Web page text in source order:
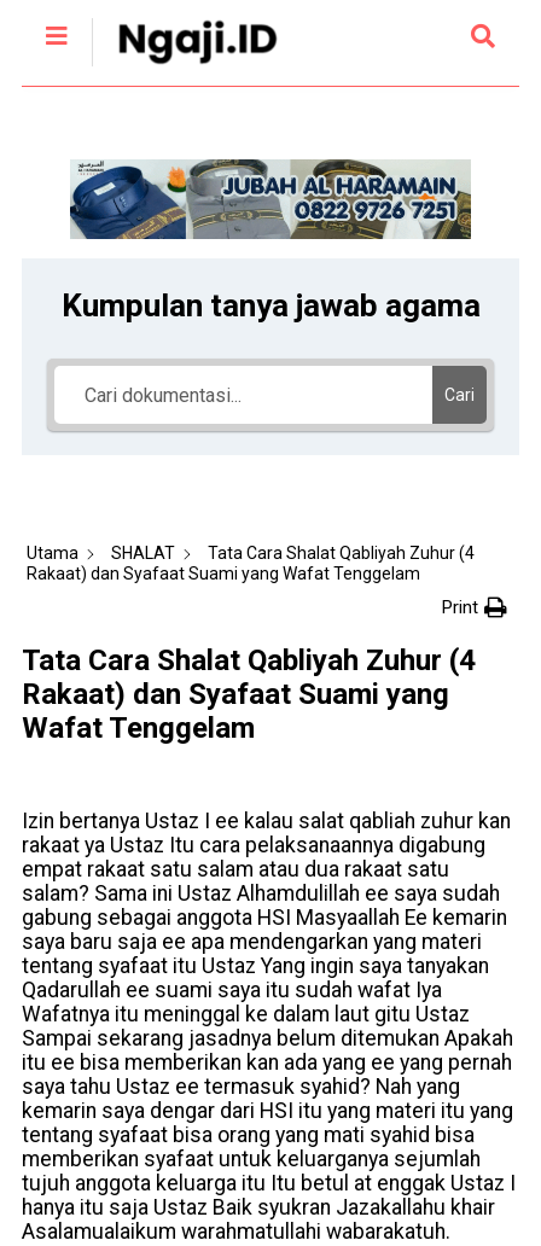
Kumpulan tanya jawab agama
Cari
Utama SHALAT
Tata Cara Shalat Qabliyah Zuhur (4
Rakaat) dan Syafaat Suami yang Wafat Tenggelam
Print
Tata Cara Shalat Qabliyah Zuhur (4
Rakaat) dan Syafaat Suami yang
Wafat Tenggelam
Izin bertanya Ustaz I ee kalau salat qabliah zuhur kan
rakaat ya Ustaz Itu cara pelaksanaannya digabung
empat rakaat satu salam atau dua rakaat satu
salam? Sama ini Ustaz Alhamdulillah ee saya sudah
gabung sebagai anggota HSI Masyaallah Ee kemarin
saya baru saja ee apa mendengarkan yang materi
tentang syafaat itu Ustaz Yang ingin saya tanyakan
Qadarullah ee suami saya itu sudah wafat Iya
Wafatnya itu meninggal ke dalam laut gitu Ustaz
Sampai sekarang jasadnya belum ditemukan Apakah
itu ee bisa memberikan kan ada yang ee yang pernah
saya tahu Ustaz ee termasuk syahid? Nah yang
kemarin saya dengar dari HSI itu yang materi itu yang
tentang syafaat bisa orang yang mati syahid bisa
memberikan syafaat untuk keluarganya sejumlah
tujuh anggota keluarga itu Itu betul at enggak Ustaz I
hanya itu saja Ustaz Baik syukran Jazakallahu khair
Asalamualaikum warahmatullahi wabarakatuh.